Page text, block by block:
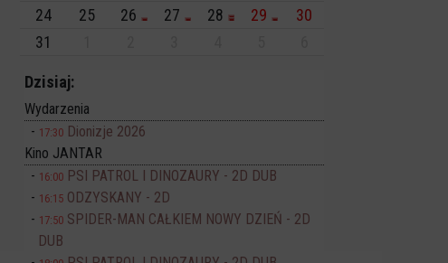
24
25 26 27 28 29
30
31
Dzisiaj:
Wydarzenia
17:30 Dionizje 2026
Kino JANTAR
16:00 PSI PATROL I DINOZAURY - 2D DUB
16:15 ODZYSKANY - 2D
17:50 SPIDER-MAN CAŁKIEM NOWY DZIEŃ - 2D
DUB